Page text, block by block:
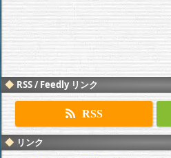
RSS / Feedly リンク
RSS
リンク